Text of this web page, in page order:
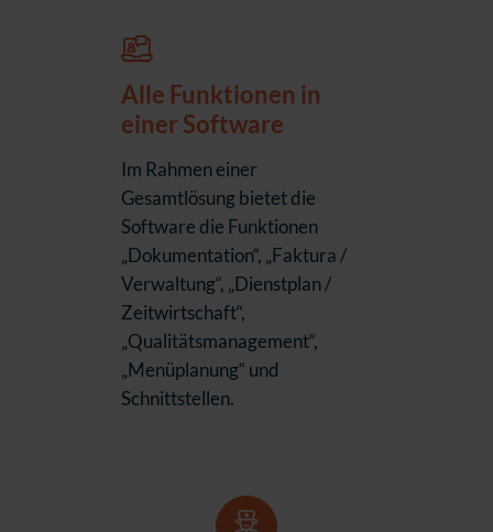
Alle Funktionen in
einer Software
Im Rahmen einer
Gesamtlösung bietet die
Software die Funktionen
„Dokumentation“, „Faktura /
Verwaltung“, „Dienstplan /
Zeitwirtschaft“,
„Qualitätsmanagement“,
„Menüplanung“ und
Schnittstellen.